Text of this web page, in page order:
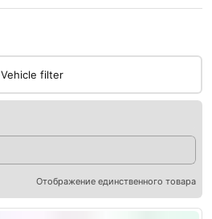
Vehicle filter
Отображение единственного товара